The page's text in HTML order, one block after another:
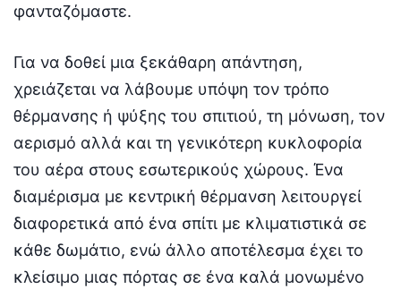
φανταζόμαστε.
Για να δοθεί μια ξεκάθαρη απάντηση,
χρειάζεται να λάβουμε υπόψη τον τρόπο
θέρμανσης ή ψύξης του σπιτιού, τη μόνωση, τον
αερισμό αλλά και τη γενικότερη κυκλοφορία
του αέρα στους εσωτερικούς χώρους. Ένα
διαμέρισμα με κεντρική θέρμανση λειτουργεί
διαφορετικά από ένα σπίτι με κλιματιστικά σε
κάθε δωμάτιο, ενώ άλλο αποτέλεσμα έχει το
κλείσιμο μιας πόρτας σε ένα καλά μονωμένο